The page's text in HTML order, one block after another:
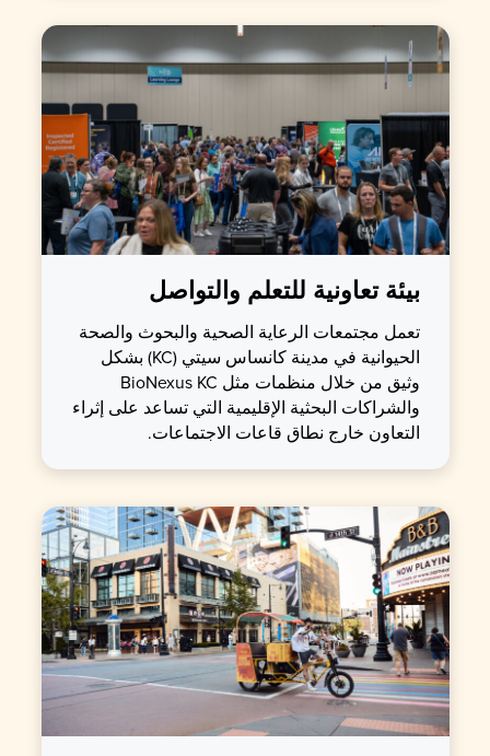
بيئة تعاونية للتعلم والتواصل
تعمل مجتمعات الرعاية الصحية والبحوث والصحة
الحيوانية في مدينة كانساس سيتي (KC) بشكل
وثيق من خلال منظمات مثل BioNexus KC
والشراكات البحثية الإقليمية التي تساعد على إثراء
التعاون خارج نطاق قاعات الاجتماعات.